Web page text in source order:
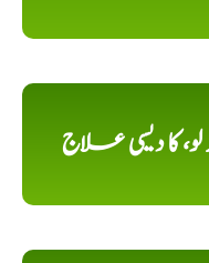
کا دیسی علاج